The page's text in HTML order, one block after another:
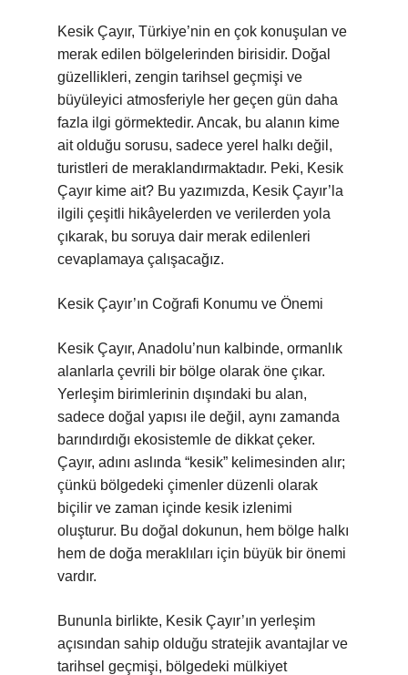
Kesik Çayır, Türkiye’nin en çok konuşulan ve
merak edilen bölgelerinden birisidir. Doğal
güzellikleri, zengin tarihsel geçmişi ve
büyüleyici atmosferiyle her geçen gün daha
fazla ilgi görmektedir. Ancak, bu alanın kime
ait olduğu sorusu, sadece yerel halkı değil,
turistleri de meraklandırmaktadır. Peki, Kesik
Çayır kime ait? Bu yazımızda, Kesik Çayır’la
ilgili çeşitli hikâyelerden ve verilerden yola
çıkarak, bu soruya dair merak edilenleri
cevaplamaya çalışacağız.
Kesik Çayır’ın Coğrafi Konumu ve Önemi
Kesik Çayır, Anadolu’nun kalbinde, ormanlık
alanlarla çevrili bir bölge olarak öne çıkar.
Yerleşim birimlerinin dışındaki bu alan,
sadece doğal yapısı ile değil, aynı zamanda
barındırdığı ekosistemle de dikkat çeker.
Çayır, adını aslında “kesik” kelimesinden alır;
çünkü bölgedeki çimenler düzenli olarak
biçilir ve zaman içinde kesik izlenimi
oluşturur. Bu doğal dokunun, hem bölge halkı
hem de doğa meraklıları için büyük bir önemi
vardır.
Bununla birlikte, Kesik Çayır’ın yerleşim
açısından sahip olduğu stratejik avantajlar ve
tarihsel geçmişi, bölgedeki mülkiyet